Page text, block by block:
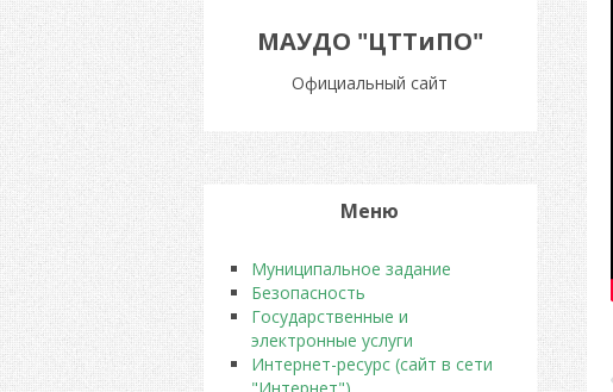
МАУДО "ЦТТиПО"
Официальный сайт
Меню
Муниципальное задание
Безопасность
Государственные и
электронные услуги
Интернет-ресурс (сайт в сети